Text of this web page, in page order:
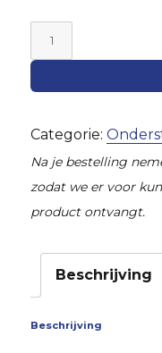
Veerpootbruggen
GTT
|
vanaf
Categorie:
Na je bestelling
zodat we er voor
product ontvangt.
Beschrijving
Beschrijving